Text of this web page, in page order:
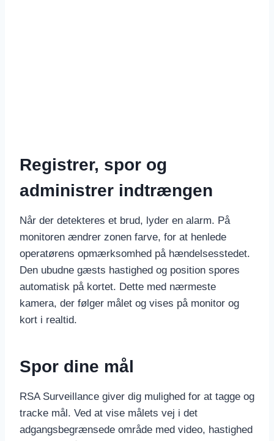
Registrer, spor og
administrer indtrængen
Når der detekteres et brud, lyder en alarm. På
monitoren ændrer zonen farve, for at henlede
operatørens opmærksomhed på hændelsesstedet.
Den ubudne gæsts hastighed og position spores
automatisk på kortet. Dette med nærmeste
kamera, der følger målet og vises på monitor og
kort i realtid.
Spor dine mål
RSA Surveillance giver dig mulighed for at tagge og
tracke mål. Ved at vise målets vej i det
adgangsbegrænsede område med video, hastighed